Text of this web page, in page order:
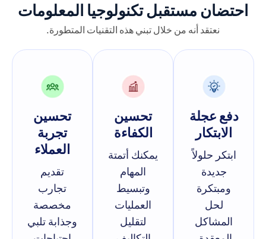
احتضان مستقبل تكنولوجيا المعلومات
نعتقد أنه من خلال تبني هذه التقنيات المتطورة.
دفع عجلة
الابتكار
ابتكر حلولاً
جديدة
ومبتكرة
لحل
المشاكل
تحسين
الكفاءة
يمكنك أتمتة
المهام
وتبسيط
العمليات
لتقليل
تحسين
تجربة
العملاء
تقديم
تجارب
مخصصة
وجذابة تلبي